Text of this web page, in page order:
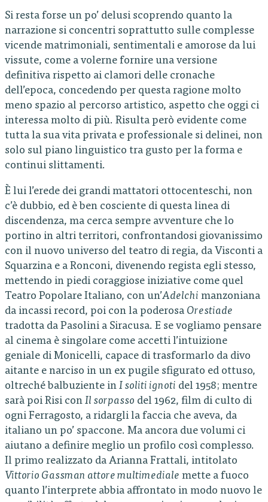
Si resta forse un po’ delusi scoprendo quanto la
narrazione si concentri soprattutto sulle complesse
vicende matrimoniali, sentimentali e amorose da lui
vissute, come a volerne fornire una versione
definitiva rispetto ai clamori delle cronache
dell’epoca, concedendo per questa ragione molto
meno spazio al percorso artistico, aspetto che oggi ci
interessa molto di più. Risulta però evidente come
tutta la sua vita privata e professionale si delinei, non
solo sul piano linguistico tra gusto per la forma e
continui slittamenti.
È lui l’erede dei grandi mattatori ottocenteschi, non
c’è dubbio, ed è ben cosciente di questa linea di
discendenza, ma cerca sempre avventure che lo
portino in altri territori, confrontandosi giovanissimo
con il nuovo universo del teatro di regia, da Visconti a
Squarzina e a Ronconi, divenendo regista egli stesso,
mettendo in piedi coraggiose iniziative come quel
Teatro Popolare Italiano, con un’Adelchi manzoniana
da incassi record, poi con la poderosa Orestiade
tradotta da Pasolini a Siracusa. E se vogliamo pensare
al cinema è singolare come accetti l’intuizione
geniale di Monicelli, capace di trasformarlo da divo
aitante e narciso in un ex pugile sfigurato ed ottuso,
oltreché balbuziente in I soliti ignoti del 1958; mentre
sarà poi Risi con Il sorpasso del 1962, film di culto di
ogni Ferragosto, a ridargli la faccia che aveva, da
italiano un po’ spaccone. Ma ancora due volumi ci
aiutano a definire meglio un profilo così complesso.
Il primo realizzato da Arianna Frattali, intitolato
Vittorio Gassman attore multimediale mette a fuoco
quanto l’interprete abbia affrontato in modo nuovo le